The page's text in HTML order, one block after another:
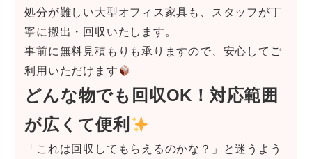
処分が難しい大型オフィス家具も、スタッフが丁
寧に搬出・回収いたします。
事前に無料見積もりも承りますので、安心してご
利用いただけます
どんな物でも回収OK！対応範囲
が広くて便利
「これは回収してもらえるのかな？」と迷うよう